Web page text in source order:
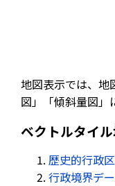
地図表示では、地
図」「傾斜量図」
ベクトルタイ
歴史的行政
行政境界デ